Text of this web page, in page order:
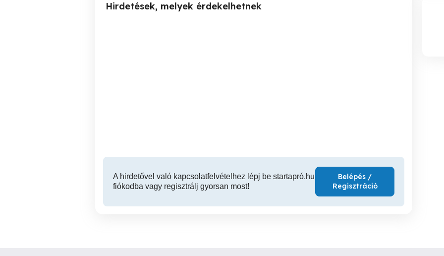
Hirdetések, melyek érdekelhetnek
A hirdetővel való kapcsolatfelvételhez lépj be startapró.hu
fiókodba vagy regisztrálj gyorsan most!
Belépés /
Regisztráció